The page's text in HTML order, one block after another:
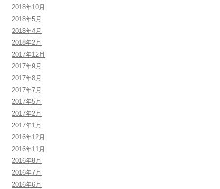
2018年10月
2018年5月
2018年4月
2018年2月
2017年12月
2017年9月
2017年8月
2017年7月
2017年5月
2017年2月
2017年1月
2016年12月
2016年11月
2016年8月
2016年7月
2016年6月